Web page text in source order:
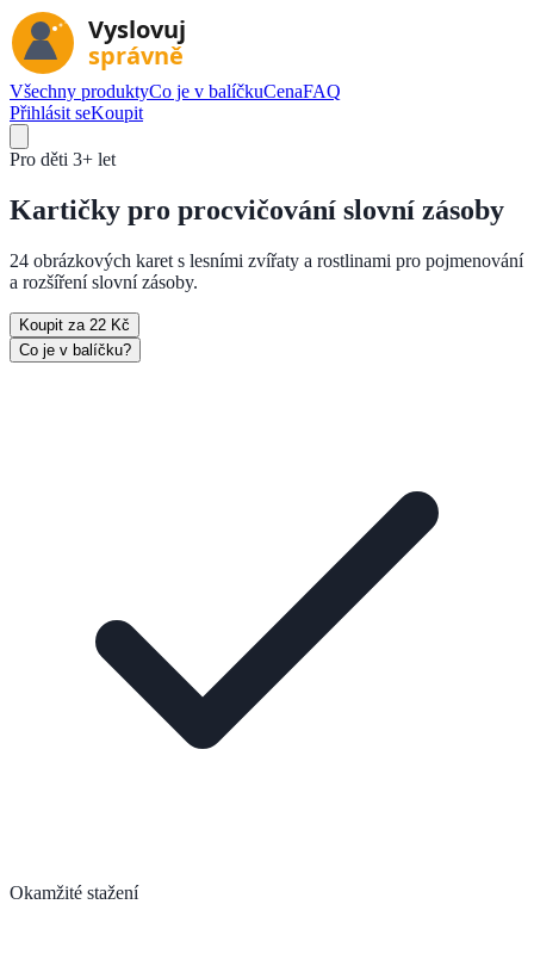
Všechny produktyCo je v balíčkuCenaFAQ
Přihlásit seKoupit
Pro děti 3+ let
Kartičky pro procvičování slovní zásoby
24 obrázkových karet s lesními zvířaty a rostlinami pro pojmenování
a rozšíření slovní zásoby.
Koupit za 22 Kč
Co je v balíčku?
Okamžité stažení